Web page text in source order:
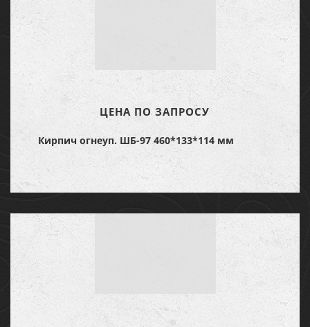
ЦЕНА ПО ЗАПРОСУ
Кирпич огнеуп. ШБ-97 460*133*114 мм